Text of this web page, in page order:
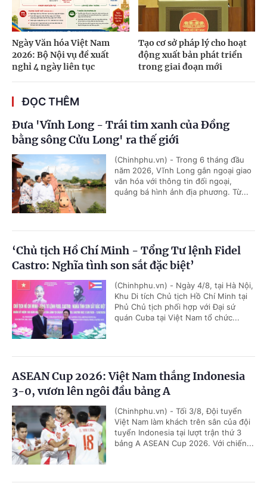
Ngày Văn hóa Việt Nam
2026: Bộ Nội vụ đề xuất
nghỉ 4 ngày liên tục
Tạo cơ sở pháp lý cho hoạt
động xuất bản phát triển
trong giai đoạn mới
ĐỌC THÊM
Đưa 'Vĩnh Long - Trái tim xanh của Đồng
bằng sông Cửu Long' ra thế giới
(Chinhphu.vn) - Trong 6 tháng đầu
năm 2026, Vĩnh Long gắn ngoại giao
văn hóa với thông tin đối ngoại,
quảng bá hình ảnh địa phương. Từ...
‘Chủ tịch Hồ Chí Minh - Tổng Tư lệnh Fidel
Castro: Nghĩa tình son sắt đặc biệt’
(Chinhphu.vn) - Ngày 4/8, tại Hà Nội,
Khu Di tích Chủ tịch Hồ Chí Minh tại
Phủ Chủ tịch phối hợp với Đại sứ
quán Cuba tại Việt Nam tổ chức...
ASEAN Cup 2026: Việt Nam thắng Indonesia
3-0, vươn lên ngôi đầu bảng A
(Chinhphu.vn) - Tối 3/8, Đội tuyển
Việt Nam làm khách trên sân của đội
tuyển Indonesia tại lượt trận thứ 3
bảng A ASEAN Cup 2026. Với chiến...